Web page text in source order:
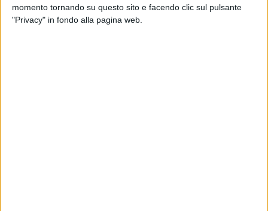
momento tornando su questo sito e facendo clic sul pulsante
"Privacy" in fondo alla pagina web.